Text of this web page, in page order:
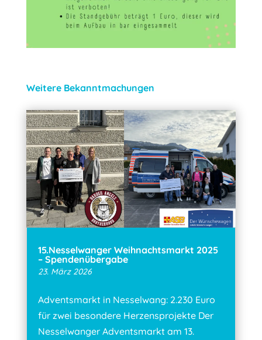
Weitere Bekanntmachungen
15.Nesselwanger Weihnachtsmarkt 2025
– Spendenübergabe
23. März 2026
Adventsmarkt in Nesselwang: 2.230 Euro
für zwei besondere Herzensprojekte Der
Nesselwanger Adventsmarkt am 13.